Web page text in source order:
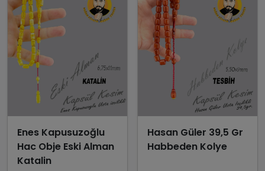
Enes Kapusuzoğlu
Hac Obje Eski Alman
Katalin
Hasan Güler 39,5 Gr
Habbeden Kolye